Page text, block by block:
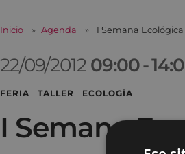
Inicio Agenda I Semana
22/09/2012 09:00-
FERIA TALLER ECOLOGÍA
I Semana